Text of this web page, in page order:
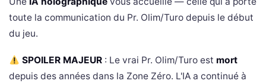
toute la communication du Pr. Olim/Turo depuis le début
du jeu.
SPOILER MAJEUR: Le vrai Pr. Olim/Turo est mort
depuis des années dans la Zone Zéro. L'IA a continué à